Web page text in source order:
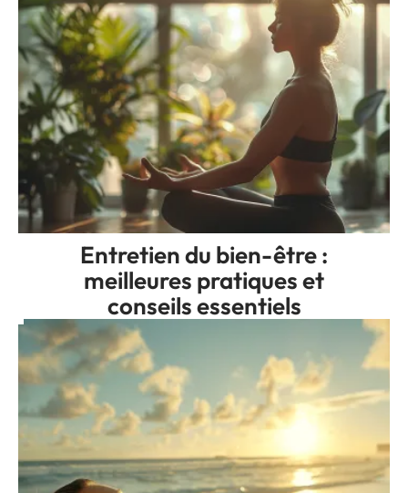
Entretien du bien-être :
meilleures pratiques et
conseils essentiels